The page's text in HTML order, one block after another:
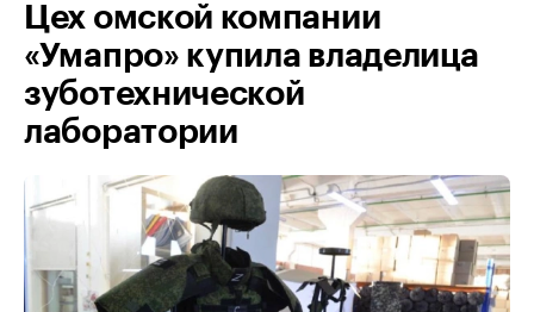
Цех омской компании
«Умапро» купила владелица
зуботехнической
лаборатории